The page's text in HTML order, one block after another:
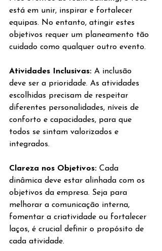
está em unir, inspirar e fortalecer
equipas. No entanto, atingir estes
objetivos requer um planeamento tão
cuidado como qualquer outro evento.
Atividades Inclusivas: A inclusão
deve ser a prioridade. As atividades
escolhidas precisam de respeitar
diferentes personalidades, níveis de
conforto e capacidades, para que
todos se sintam valorizados e
integrados.
Clareza nos Objetivos: Cada
dinâmica deve estar alinhada com os
objetivos da empresa. Seja para
melhorar a comunicação interna,
fomentar a criatividade ou fortalecer
laços, é crucial definir o propósito de
cada atividade.